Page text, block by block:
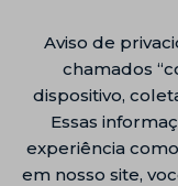
Aviso de
chamados
dispositivo,
Essas
experiência
em nosso site,